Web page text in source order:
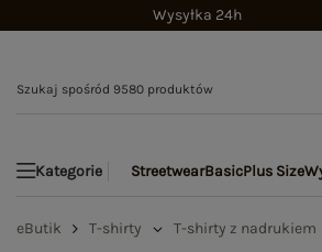
Wysyłka 24h
Kategorie StreetwearBasicPlus Size
eButik T-shirty T-shirty z nadrukiem